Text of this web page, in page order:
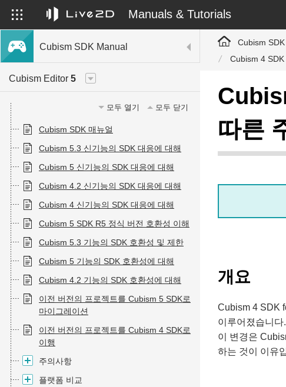
Manuals & Tutorials
Cubism SDK Manual
Cubism Editor 5
모두 열기 모두 닫기
Cubism SDK 매뉴얼
Cubism 5.3 신기능의 SDK 대응에 대해
Cubism 5 신기능의 SDK 대응에 대해
Cubism 4.2 신기능의 SDK 대응에 대해
Cubism 4 신기능의 SDK 대응에 대해
Cubism 5 SDK R5 정식 버전 호환성 이해
Cubism 5.3 기능의 SDK 호환성 및 제한
Cubism 5 기능의 SDK 호환성에 대해
Cubism 4.2 기능의 SDK 호환성에 대해
이전 버전의 프로젝트를 Cubism 5 SDK로
마이그레이션
이전 버전의 프로젝트를 Cubism 4 SDK로
이행
주의사항
플랫폼 비교
Cubism
Cubism 4
따른
개요
Cubism 4 SDK
이루어졌습니다.
이 변경은
하는 것이 이유